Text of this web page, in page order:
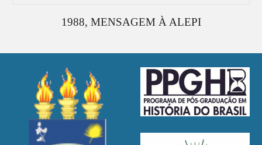
1988, MENSAGEM À ALEPI